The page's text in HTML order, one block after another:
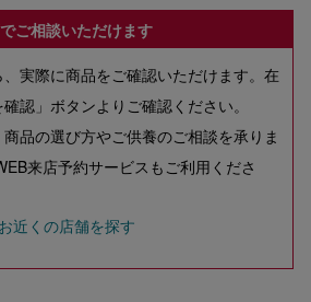
ご相談いただけます
、実際に商品をご確認いただけます。在
認」ボタンよりご確認ください。
商品の選び方やご供養のご相談を承りま
来店予約サービスもご利用くださ
お近くの店舗を探す